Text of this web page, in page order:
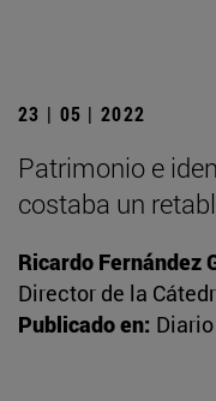
23 | 05 | 2022
Patrimonio e
costaba un
Ricardo Fernández
Director de la
Publicado en: